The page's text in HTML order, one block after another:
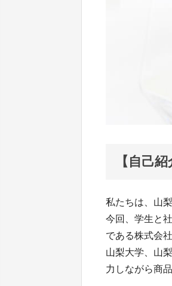
【自己
私たちは、山
今回、学生と
である株式会
山梨大学、山
力しながら商